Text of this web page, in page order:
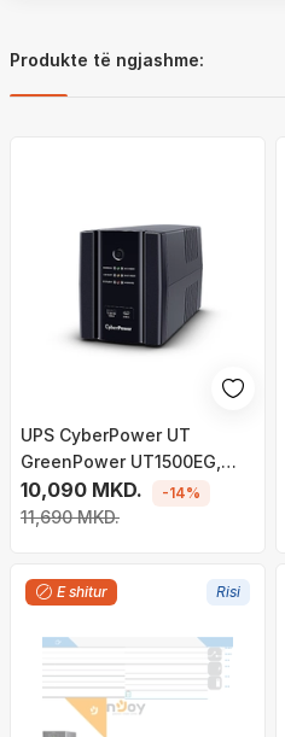
Produkte të ngjashme:
UPS CyberPower UT
GreenPower UT1500EG,
1500VA/900W, USB, priza
SHUKO
10,090 MKD.
11,690 MKD.
-14%
E shitur Risi